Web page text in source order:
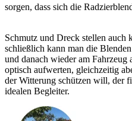
sorgen, dass sich die
Schmutz und Dreck stellen auch
schließlich kann man die
und danach wieder am Fahrzeug
optisch aufwerten, gleichzeitig
der Witterung schützen will, der
idealen Begleiter.